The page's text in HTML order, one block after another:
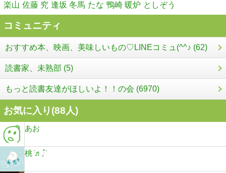
楽山 佐藤 究 逢坂 冬馬 たな 鴨崎 暖炉 としぞう
コミュニティ
おすすめ本、映画、美味しいもの♡LINEコミュ(^^♪ (62)
読書家、未熟部 (5)
もっと読書友達がほしいよ！！の会 (6970)
お気に入り(88人)
あお
桃݁ ♬𓈒ּ֯݁